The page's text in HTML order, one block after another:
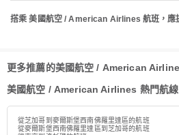
搭乘 美國航空 / American Airlines 航班，應
更多推薦的美國航空 / American
美國航空 / American Airlines 熱門航線
從芝加哥到麥爾斯堡西南佛羅里達區的航班
從麥爾斯堡西南佛羅里達區到芝加哥的航班